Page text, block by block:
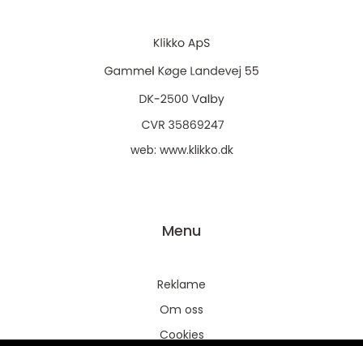
web: www.klikko.dk
Menu
Reklame
Om oss
Cookies